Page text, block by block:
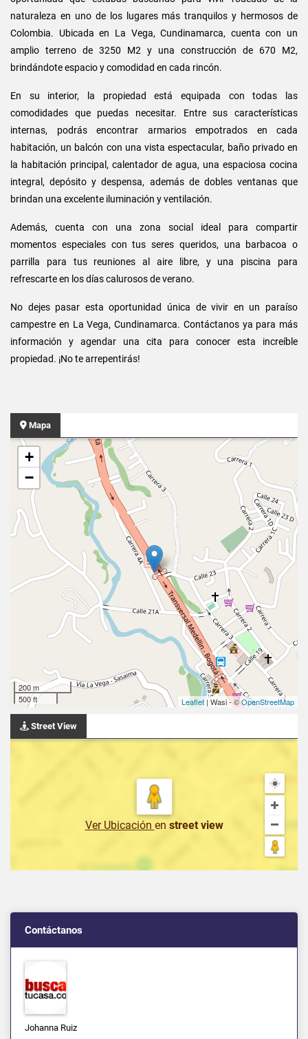
naturaleza en uno de los lugares más tranquilos y hermosos de
Colombia. Ubicada en La Vega, Cundinamarca, cuenta con un
amplio terreno de 3250 M2 y una construcción de 670 M2,
brindándote espacio y comodidad en cada rincón.
En su interior, la propiedad está equipada con todas las
comodidades que puedas necesitar. Entre sus características
internas, podrás encontrar armarios empotrados en cada
habitación, un balcón con una vista espectacular, baño privado en
la habitación principal, calentador de agua, una espaciosa cocina
integral, depósito y despensa, además de dobles ventanas que
brindan una excelente iluminación y ventilación.
Además, cuenta con una zona social ideal para compartir
momentos especiales con tus seres queridos, una barbacoa o
parrilla para tus reuniones al aire libre, y una piscina para
refrescarte en los días calurosos de verano.
No dejes pasar esta oportunidad única de vivir en un paraíso
campestre en La Vega, Cundinamarca. Contáctanos ya para más
información y agendar una cita para conocer esta increíble
propiedad. ¡No te arrepentirás!
Mapa
+
−
200 m
500 ft
Leaflet | Wasi - ©OpenStreetMap
Street View
Ver Ubicación en street view
Contáctanos
Johanna Ruiz